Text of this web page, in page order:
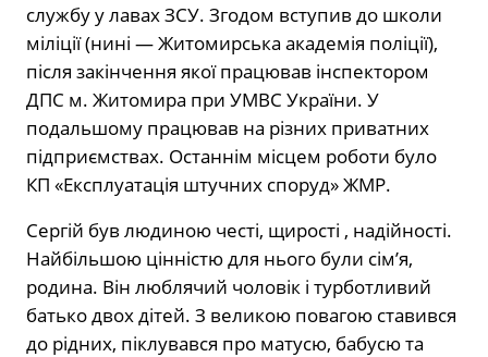
службу у лавах ЗСУ. Згодом вступив до школи
міліції (нині — Житомирська академія поліції),
після закінчення якої працював інспектором
ДПС м. Житомира при УМВС України. У
подальшому працював на різних приватних
підприємствах. Останнім місцем роботи було
КП «Експлуатація штучних споруд» ЖМР.
Сергій був людиною честі, щирості , надійності.
Найбільшою цінністю для нього були сім’я,
родина. Він люблячий чоловік і турботливий
батько двох дітей. З великою повагою ставився
до рідних, піклувався про матусю, бабусю та